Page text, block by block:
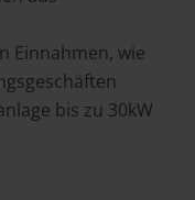
Einnahmen, wie
bis zu 30kW